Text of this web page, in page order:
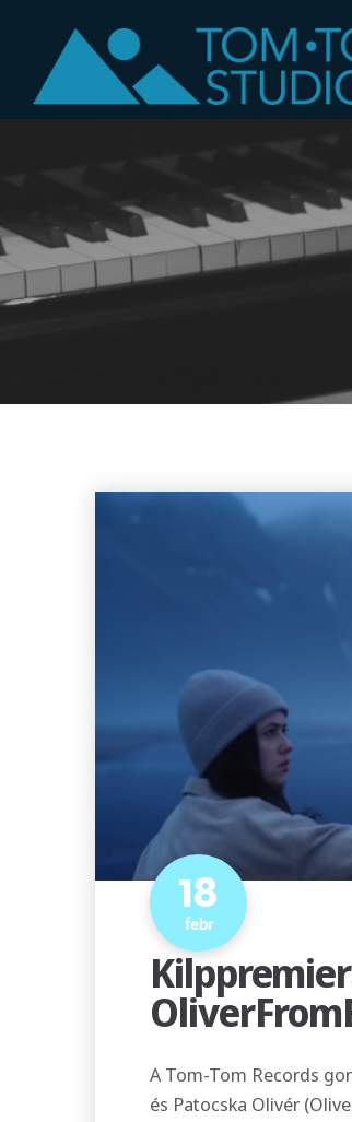
18
febr
A Tom-Tom Records
és Patocska Olivér